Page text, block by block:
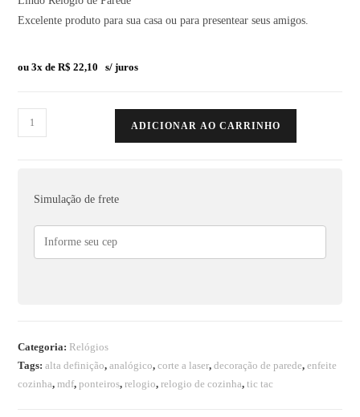
Excelente produto para sua casa ou para presentear seus amigos.
ou 3x deR$ 22,10 s/ juros
ADICIONAR AO CARRINHO
Simulação de frete
Categoria: Relógios
Tags:alta definição,analógico,corte a laser,decoração de parede,enfeite
cozinha,mdf,ponteiros,relogio,relogio de cozinha,tic tac